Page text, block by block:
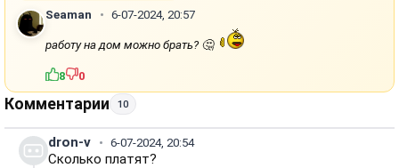
Seaman 6-07-2024, 20:57
работу на дом можно брать? 🤔
8 0
Комментарии 10
dron-v 6-07-2024, 20:54
Сколько платят?